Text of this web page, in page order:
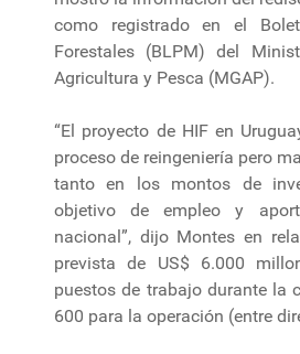
como registrado en el
Forestales (BLPM) del
Agricultura y Pesca (MGAP).
“El proyecto de HIF en
proceso de reingeniería pero
tanto en los montos de
objetivo de empleo y
nacional”, dijo Montes en
prevista de US$ 6.000
puestos de trabajo durante la
600 para la operación (entre